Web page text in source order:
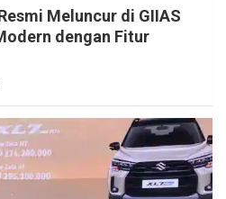
Meluncur di GIIAS
dengan Fitur